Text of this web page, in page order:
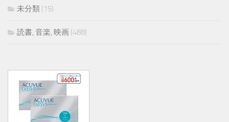
未分類 (15)
読書, 音楽, 映画 (488)